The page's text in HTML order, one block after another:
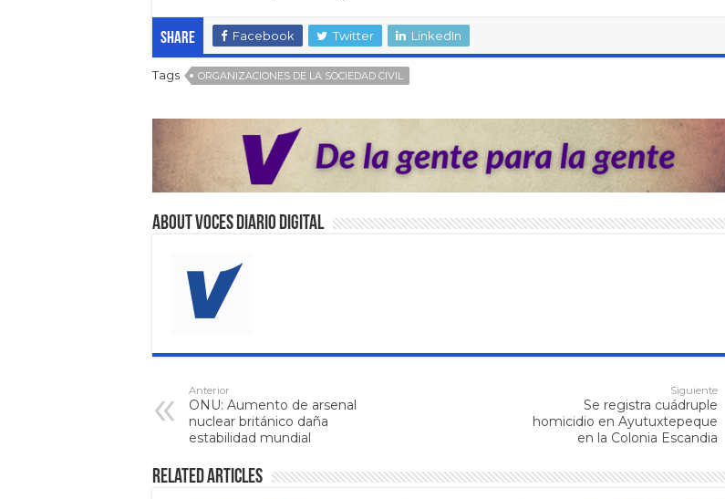
Share Facebook Twitter LinkedIn
Tags ORGANIZACIONES DE LA SOCIEDAD CIVIL
About VOCES Diario digital
Anterior
ONU: Aumento de arsenal
nuclear británico daña
estabilidad mundial
Siguiente
Se registra cuádruple
homicidio en Ayutuxtepeque
en la Colonia Escandia
Related Articles